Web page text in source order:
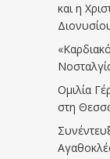
και η
Ομιλία
στη